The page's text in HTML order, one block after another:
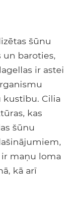
šūnu
un baroties,
ir astei
kustību. Cilia
kas
šūnu
maņu loma
kā arī